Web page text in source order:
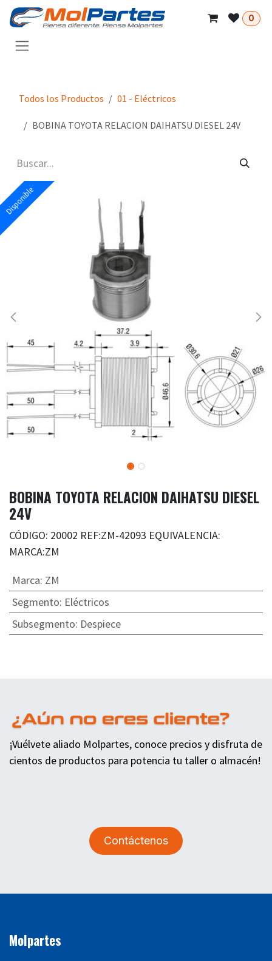
Ir al contenido
0
Todos los Productos 01 - Eléctricos
BOBINA TOYOTA RELACION DAIHATSU DIESEL 24V
Disponible
Disponible
BOBINA TOYOTA RELACION DAIHATSU DIESEL
24V
CÓDIGO: 20002 REF:ZM-42093 EQUIVALENCIA:
MARCA:ZM
Marca: ZM
Segmento: Eléctricos
Subsegmento: Despiece
¡Vuélvete aliado Molpartes, conoce precios y disfruta de
cientos de productos para potencia tu taller o almacén!
Contáctenos
Molpartes